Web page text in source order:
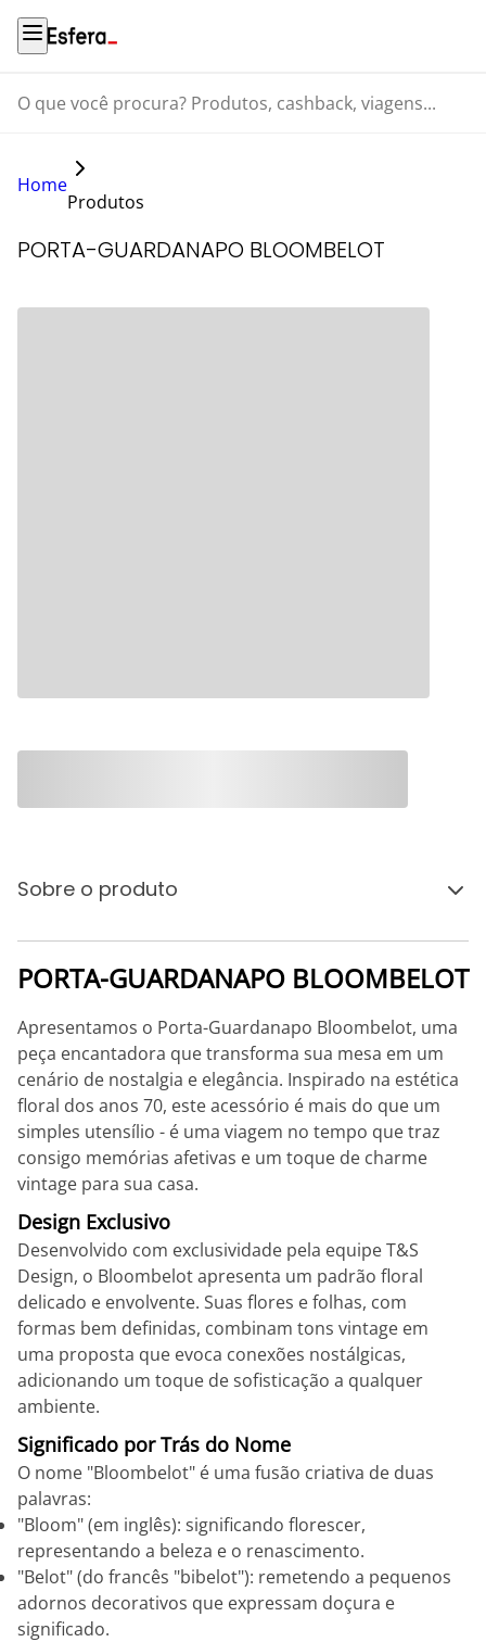
O que você procura? Produtos, cashback, viagens...
Home
Produtos
PORTA-GUARDANAPO BLOOMBELOT
Sobre o produto
PORTA-GUARDANAPO BLOOMBELOT
Apresentamos o Porta-Guardanapo Bloombelot, uma
peça encantadora que transforma sua mesa em um
cenário de nostalgia e elegância. Inspirado na estética
floral dos anos 70, este acessório é mais do que um
simples utensílio - é uma viagem no tempo que traz
consigo memórias afetivas e um toque de charme
vintage para sua casa.
Design Exclusivo
Desenvolvido com exclusividade pela equipe T&S
Design, o Bloombelot apresenta um padrão floral
delicado e envolvente. Suas flores e folhas, com
formas bem definidas, combinam tons vintage em
uma proposta que evoca conexões nostálgicas,
adicionando um toque de sofisticação a qualquer
ambiente.
Significado por Trás do Nome
O nome "Bloombelot" é uma fusão criativa de duas
palavras:
"Bloom" (em inglês): significando florescer,
representando a beleza e o renascimento.
"Belot" (do francês "bibelot"): remetendo a pequenos
adornos decorativos que expressam doçura e
significado.